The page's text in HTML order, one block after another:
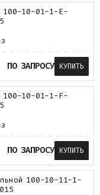
100-10-01-1-E-
ПО ЗАПРОСУ КУПИТЬ
100-10-01-1-F-
ПО ЗАПРОСУ КУПИТЬ
100-10-11-1-